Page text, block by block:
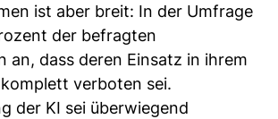
ist aber breit: In der Umfrage
der befragten
an, dass deren Einsatz in ihrem
verboten sei.
der KI sei überwiegend